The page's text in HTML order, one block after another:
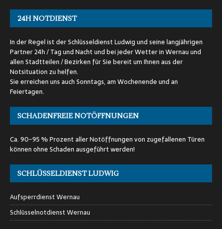
24H NOTDIENST
In der Regel ist der Schlüsseldienst Ludwig und seine langjährigen
Partner 24h / Tag und Nacht und bei jeder Wetter in Wernau und
allen Stadtteilen / Bezirken für Sie bereit um Ihnen aus der
Notsituation zu helfen.
Sie erreichen uns auch Sonntags, am Wochenende und an
Feiertagen.
SCHADENFREIE NOTÖFFNUNGEN
Ca. 90-95 % Prozent aller Notöffnungen von zugefallenen Türen
können ohne Schaden ausgeführt werden!
SCHLÜSSELDIENST LUDWIG
Aufsperrdienst Wernau
Schlüsselnotdienst Wernau